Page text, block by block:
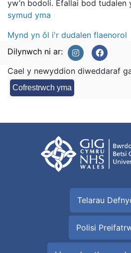
yw’n bodoli. Efallai bod tudalen
symud yma
Mynd yn ôl i'r dudalen flaenorol
Dilynwch ni ar:
Cael y newyddion diweddaraf
Cofrestrwch yma
Telarau
Polisi